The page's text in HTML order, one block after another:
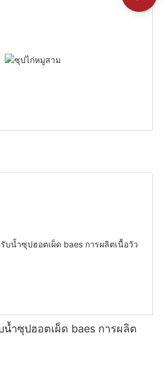
ำซุปฮอตเผ็ด baes การผลิต